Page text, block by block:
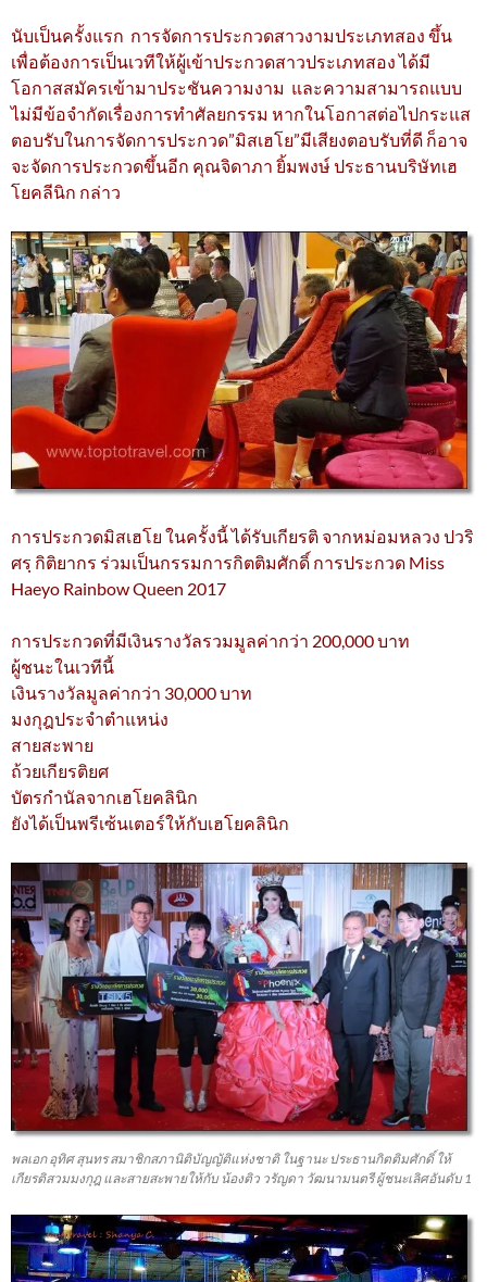
นับเป็นครั้งแรก การจัดการประกวดสาวงามประเภทสอง ขึ้น
เพื่อต้องการเป็นเวทีให้ผู้เข้าประกวดสาวประเภทสอง ได้มี
โอกาสสมัครเข้ามาประชันความงาม และความสามารถแบบ
ไม่มีข้อจำกัดเรื่องการทำศัลยกรรม หากในโอกาสต่อไปกระแส
ตอบรับในการจัดการประกวด”มิสเฮโย”มีเสียงตอบรับที่ดี ก็อาจ
จะจัดการประกวดขึ้นอีก คุณจิดาภา ยิ้มพงษ์ ประธานบริษัทเฮ
โยคลีนิก กล่าว
การประกวดมิสเฮโย ในครั้งนี้ ได้รับเกียรติ จากหม่อมหลวง ปวริ
ศรฺ กิติยากร ร่วมเป็นกรรมการกิตติมศักดิ์ การประกวด Miss
Haeyo Rainbow Queen 2017
การประกวดที่มีเงินรางวัลรวมมูลค่ากว่า 200,000 บาท
ผู้ชนะในเวทีนี้
เงินรางวัลมูลค่ากว่า 30,000 บาท
มงกุฎประจำตำแหน่ง
สายสะพาย
ถ้วยเกียรติยศ
บัตรกำนัลจากเฮโยคลินิก
ยังได้เป็นพรีเซ้นเตอร์ให้กับเฮโยคลินิก
พลเอก อุทิศ สุนทร สมาชิกสภานิติบัญญัติแห่งชาติ ในฐานะ ประธานกิตติมศักดิ์ ให้
เกียรติสวมมงกุฎ และสายสะพายให้กับ น้องติว วรัญดา วัฒนามนตรี ผู้ชนะเลิศอันดับ 1